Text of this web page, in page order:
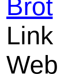
Brot